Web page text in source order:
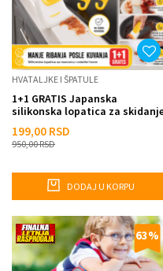
HVATALJKE I ŠPATULE
1+1 GRATIS Japanska
silikonska lopatica za
199,00 RSD
950,00RSD
DODAJ U KORPU
63%